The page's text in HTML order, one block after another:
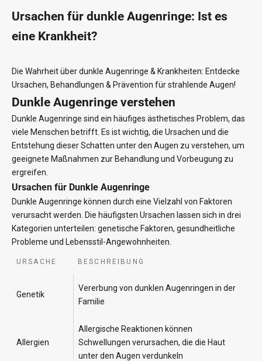
Ursachen für dunkle Augenringe: Ist es
eine Krankheit?
Die Wahrheit über dunkle Augenringe & Krankheiten: Entdecke
Ursachen, Behandlungen & Prävention für strahlende Augen!
Dunkle Augenringe verstehen
Dunkle Augenringe sind ein häufiges ästhetisches Problem, das
viele Menschen betrifft. Es ist wichtig, die Ursachen und die
Entstehung dieser Schatten unter den Augen zu verstehen, um
geeignete Maßnahmen zur Behandlung und Vorbeugung zu
ergreifen.
Ursachen für Dunkle Augenringe
Dunkle Augenringe können durch eine Vielzahl von Faktoren
verursacht werden. Die häufigsten Ursachen lassen sich in drei
Kategorien unterteilen: genetische Faktoren, gesundheitliche
Probleme und Lebensstil-Angewohnheiten.
URSACHE BESCHREIBUNG
Genetik
Vererbung von dunklen Augenringen in der
Familie
Allergien
Allergische Reaktionen können
Schwellungen verursachen, die die Haut
unter den Augen verdunkeln